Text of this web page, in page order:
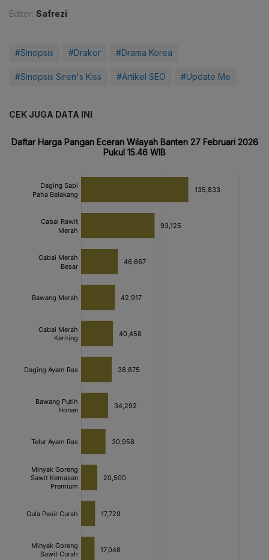
Editor: Safrezi
#Sinopsis #Drakor #Drama Korea
#Sinopsis Siren's Kiss #Artikel SEO #Update Me
CEK JUGA DATA INI